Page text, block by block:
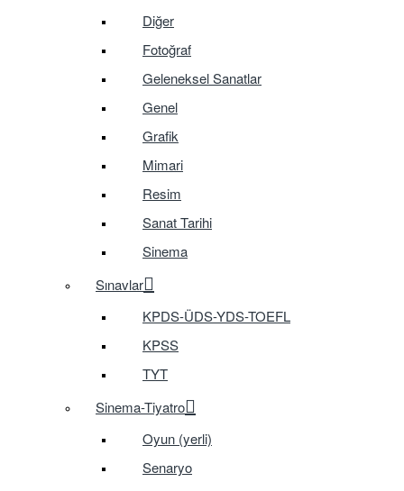
Diğer
Fotoğraf
Geleneksel Sanatlar
Genel
Grafik
Mimari
Resim
Sanat Tarihi
Sinema
Sınavlar
KPDS-ÜDS-YDS-TOEFL
KPSS
TYT
Sinema-Tiyatro
Oyun (yerli)
Senaryo